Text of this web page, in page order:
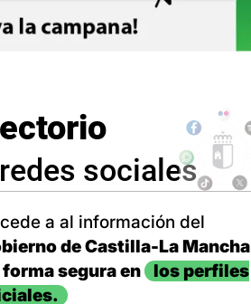
sociales
a al información del
de Castilla-La Mancha
forma segura en
los perfiles